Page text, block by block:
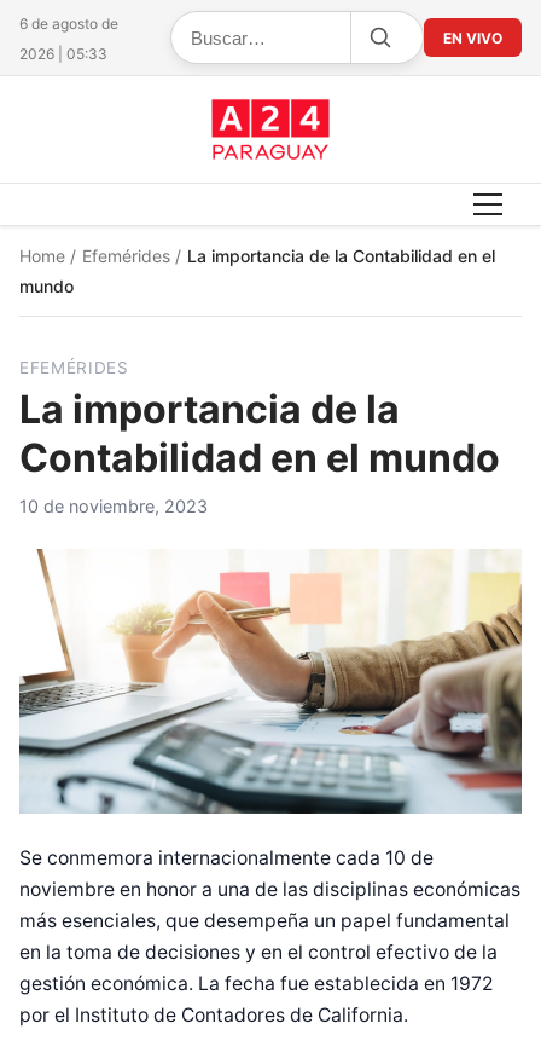
6 de agosto de
2026 | 05:33
EN VIVO
Home / Efemérides / La importancia de la Contabilidad en el
mundo
EFEMÉRIDES
La importancia de la
Contabilidad en el mundo
10 de noviembre, 2023
Se conmemora internacionalmente cada 10 de
noviembre en honor a una de las disciplinas económicas
más esenciales, que desempeña un papel fundamental
en la toma de decisiones y en el control efectivo de la
gestión económica. La fecha fue establecida en 1972
por el Instituto de Contadores de California.